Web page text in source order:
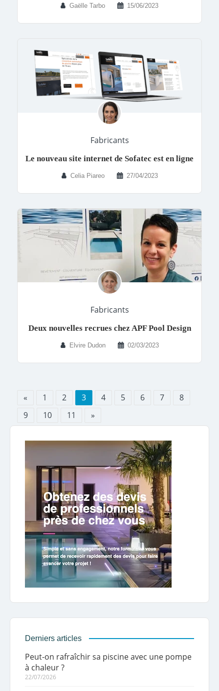
Gaëlle Tarbo 15/06/2023
Fabricants
Le nouveau site internet de Sofatec est en ligne
Celia Piareo 27/04/2023
Fabricants
Deux nouvelles recrues chez APF Pool Design
Elvire Dudon 02/03/2023
« 1 2 3 4 5 6 7
8
9
10 11 »
Derniers articles
Peut-on rafraîchir sa piscine avec une pompe
à chaleur ?
22/07/2026